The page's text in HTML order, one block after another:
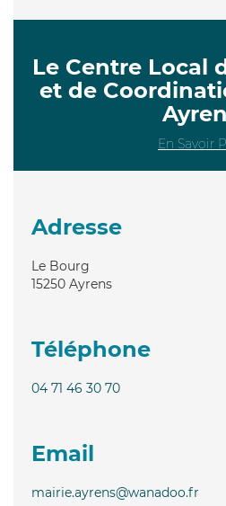
Le Centre Local
et de
En Savoir
Adresse
Le Bourg
15250 Ayrens
Téléphone
04 71 46 30 70
Email
mairie.ayrens@wanadoo.fr